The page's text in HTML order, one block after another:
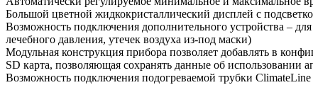
Большой цветной жидкокристаллический дисплей с
Возможность подключения дополнительного устройства –
лечебного давления, утечек воздуха из-под маски)
Модульная конструкция прибора позволяет добавлять в
SD карта, позволяющая сохранять данные об использовании
Возможность подключения подогреваемой трубки